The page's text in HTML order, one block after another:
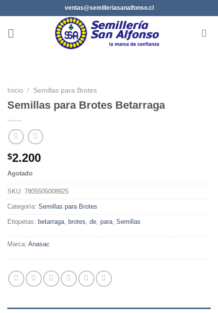
al
contenido
ventas@semilleriasanalfonso.cl
Inicio / Semillas para Brotes
Semillas para Brotes Betarraga
$2.200
Agotado
SKU: 7805505008925
Categoría: Semillas para Brotes
Etiquetas: betarraga, brotes, de, para, Semillas
Marca: Anasac